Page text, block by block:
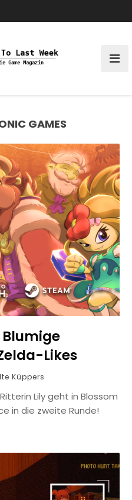
GAMES
Blumige
Likes
Küppers
Lily geht in Blossom
in die zweite Runde!